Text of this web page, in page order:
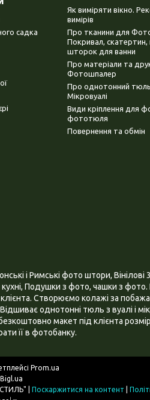
садка
Як виміряти вікно.
вимірів
Про тканини для
Покривал, скатертин,
шторок для ванни
Про матеріали та
Фотошпалер
Про однотонний тюль
Мікровуалі
Види кріплення для
фототюля
Повернення та обмін
і Римські фото штори, Вінілові
Подушки з фото, чашки з фото.
Створюємо колажі за
однотонні тюль з вуалі і
макет під клієнта
її в фотобанку.
Prom.ua
Поскаржитися на контент